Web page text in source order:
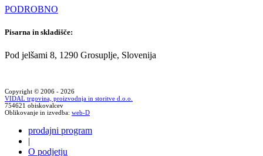
PODROBNO
Pisarna in skladišče:
Pod jelšami 8, 1290 Grosuplje, Slovenija
Copyright © 2006 - 2026
VIDAL trgovina, proizvodnja in storitve d.o.o.
754621 obiskovalcev
Oblikovanje in izvedba: web-D
prodajni program
|
O podjetju